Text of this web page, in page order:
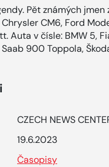
Pět známých jmen
Chrysler CM6, Ford
Auta v čísle: BMW 5,
900 Toppola,
CZECH NEWS
19.6.2023
Časopisy